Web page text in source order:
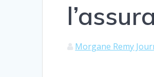
Morgane Remy